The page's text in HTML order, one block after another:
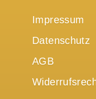
Impressum
Datenschutz
AGB